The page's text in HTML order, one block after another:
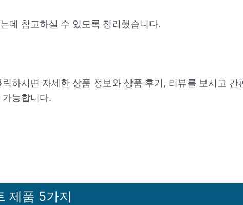
데 참고하실 수 있도록 정리했습니다.
하시면 자세한 상품 정보와 상품 후기, 리뷰를 보시고 간
능합니다.
제품 5가지